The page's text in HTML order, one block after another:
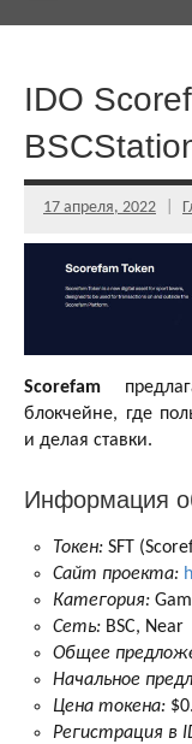
IDO
17 апреля, 2022
Scorefam
блокчейне, где
и делая ставки.
Информация
Токен: SFT
Сайт проекта:
Категория:
Сеть: BSC, Near
Общее
Начальное
Цена токена:
Регистрация в